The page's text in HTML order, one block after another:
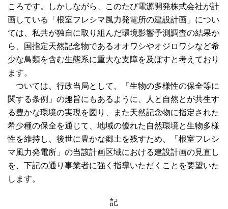
ころです。しかしながら、このたび電源開発株式会社が計
画している「根室フレシマ風力発電所の建設計画」につい
ては、私共が独自に取り組んだ環境影響予測調査の結果か
ら、国指定天然記念物であるオオワシやオジロワシなど希
少な鳥類を含む生態系に重大な支障を及ぼすと考えており
ます。
ついては、行政当局として、「生物の多様性の保全等に
関する条例」の趣旨にもあるように、人と自然とが共生す
る豊かな環境の実現を図り、また天然記念物に指定された
希少種の保全を通じて、地域の優れた自然環境と生物多様
性を維持し、後世に豊かな郷土を残すため、「根室フレシ
マ風力発電所」の当該計画区域における建設計画の見直し
を、下記の通り事業者に強く指導いただくことを要望いた
します。
記